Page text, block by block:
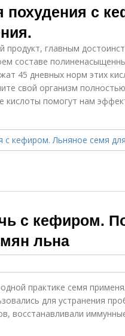
похудения с
продукт, главным
составе
45 дневных норм этих
свой организм
кислоты помогут нам
с кефиром.
льна
практике семя
для устранения
восстанавливали